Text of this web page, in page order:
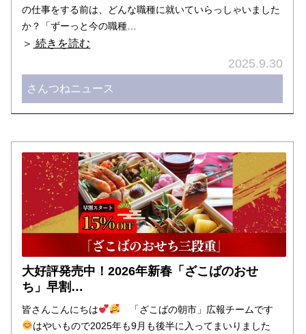
の仕事をする前は、どんな職種に就いていらっしゃいました
か？「ずーっと今の職種…
＞ 続きを読む
2025.9.30
さんつねニュース
大好評発売中！2026年新春「ざこばのおせ
ち」早割…
皆さんこんにちは
「ざこばの朝市」広報チームです
はやいもので2025年も9月も後半に入ってまいりました